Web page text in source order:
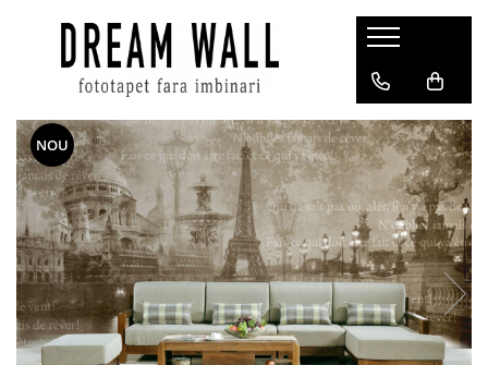
Fototapet fara imbinari
ExclusivArt
Abstract
Arhitectura
Fluid Art
Forme Geometrice
Fototapet 3D
Frescă
Frunze
NOU